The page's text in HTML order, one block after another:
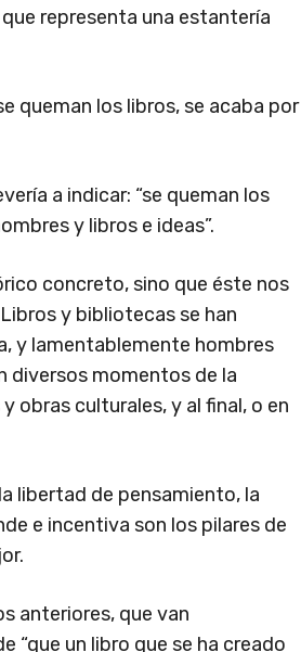
representa una estantería
queman los libros, se acaba por
a indicar: “se queman los
y libros e ideas”.
concreto, sino que éste nos
y bibliotecas se han
y lamentablemente hombres
diversos momentos de la
obras culturales, y al final, o en
libertad de pensamiento, la
e incentiva son los pilares de
anteriores, que van
“que un libro que se ha creado